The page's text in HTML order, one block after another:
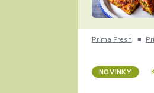
Prima Fresh ■
NOVINKY